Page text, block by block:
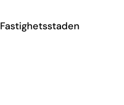
Fastighetsstaden